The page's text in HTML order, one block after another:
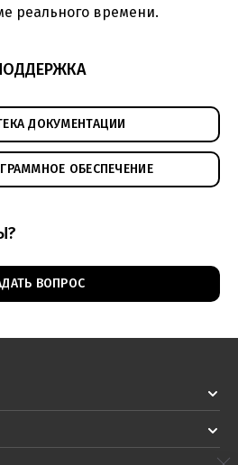
реального времени.
- решения для логистики
ДОКУМЕНТАЦИИ
ОБЕСПЕЧЕНИЕ
ВОПРОС